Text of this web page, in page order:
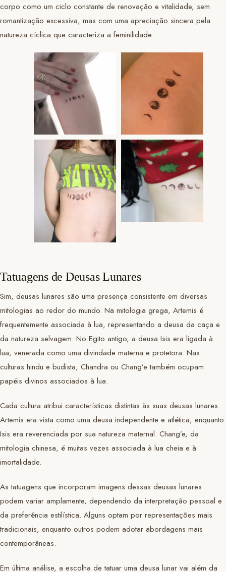
corpo como um ciclo constante de renovação e vitalidade, sem
romantização excessiva, mas com uma apreciação sincera pela
natureza cíclica que caracteriza a feminilidade.
Tatuagens de Deusas Lunares
Sim, deusas lunares são uma presença consistente em diversas
mitologias ao redor do mundo. Na mitologia grega, Artemis é
frequentemente associada à lua, representando a deusa da caça e
da natureza selvagem. No Egito antigo, a deusa Isis era ligada à
lua, venerada como uma divindade materna e protetora. Nas
culturas hindu e budista, Chandra ou Chang’e também ocupam
papéis divinos associados à lua.
Cada cultura atribui características distintas às suas deusas lunares.
Artemis era vista como uma deusa independente e atlética, enquanto
Isis era reverenciada por sua natureza maternal. Chang’e, da
mitologia chinesa, é muitas vezes associada à lua cheia e à
imortalidade.
As tatuagens que incorporam imagens dessas deusas lunares
podem variar amplamente, dependendo da interpretação pessoal e
da preferência estilística. Alguns optam por representações mais
tradicionais, enquanto outros podem adotar abordagens mais
contemporâneas.
Em última análise, a escolha de tatuar uma deusa lunar vai além da